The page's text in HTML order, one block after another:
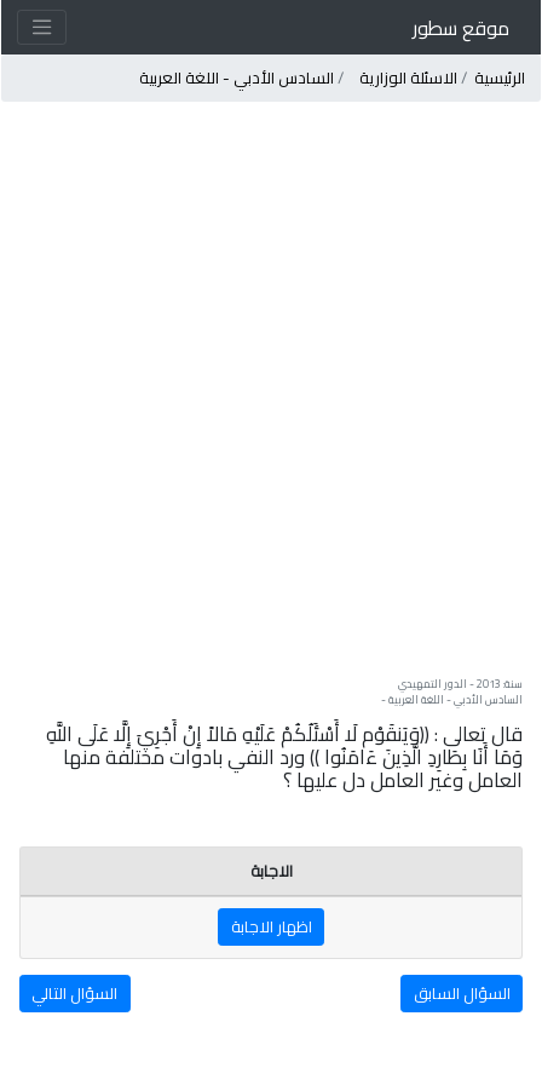
موقع سطور
الرئيسية الاسئلة الوزارية السادس الأدبي - اللغة العربية
سنة: 2013 - الدور التمهيدي
السادس الأدبي - اللغة العربية -
قال تعالى : ((وَيَنقَوْم لَا أَسْئَلُكُمْ عَلَيْهِ مَالاً إِنْ أَجْرِيَ إِلَّا عَلَى اللَّهِ
وَمَا أَنَا بِطَارِدِ الَّذِينَ ءَامَنُوا )) ورد النفي بادوات مختلفة منها
العامل وغير العامل دل عليها ؟
الاجابة
اظهار الاجابة
السؤال السابق السؤال التالي